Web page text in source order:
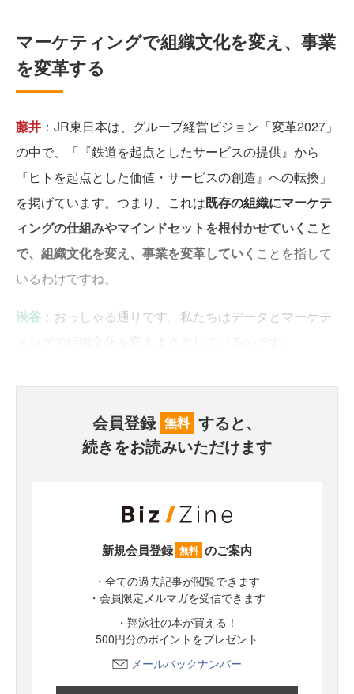
マーケティングで組織文化を変え、事業
を変革する
藤井 ：JR東日本は、グループ経営ビジョン「変革2027」
の中で、「『鉄道を起点としたサービスの提供』から
『ヒトを起点とした価値・サービスの創造』への転換」
を掲げています。つまり、これは既存の組織にマーケテ
ィングの仕組みやマインドセットを根付かせていくこと
で、組織文化を変え、事業を変革していく ことを指して
いるわけですね。
渋谷 ：おっしゃる通りです。私たちはデータとマーケテ
会員登録 無料 すると、
続きをお読みいただけます
新規会員登録 無料 のご案内
・全ての過去記事が閲覧できます
・会員限定メルマガを受信できます
・翔泳社の本が買える！
500円分のポイントをプレゼント
メールバックナンバー